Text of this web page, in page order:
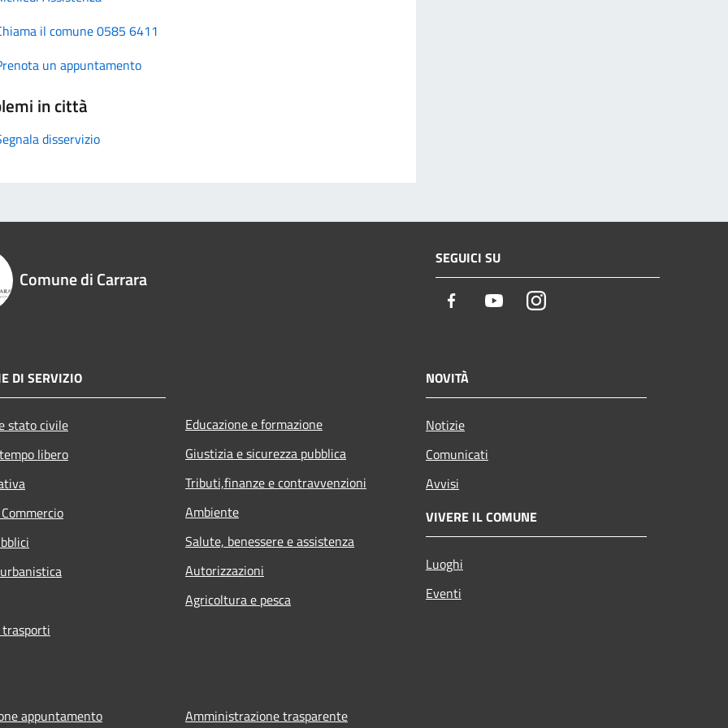
il comune 0585 6411
un appuntamento
in città
disservizio
Comune di Carrara
SEGUICI SU
Facebook YoutubeInstagram
DI SERVIZIO
stato civile
libero
Educazione e formazione
Giustizia e sicurezza pubblica
Tributi,finanze e contravvenzioni
Ambiente
Salute, benessere e assistenza
Autorizzazioni
Agricoltura e pesca
NOVITÀ
Notizie
Comunicati
Avvisi
VIVERE IL COMUNE
Luoghi
Eventi
appuntamento Amministrazione trasparente